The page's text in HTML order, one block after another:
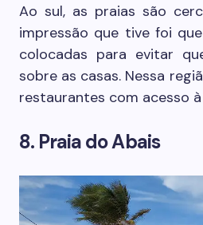
Ao sul, as praias são
impressão que tive foi
colocadas para evitar
sobre as casas. Nessa
restaurantes com acesso
8. Praia do Abais